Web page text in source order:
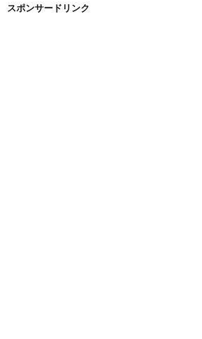
スポンサードリンク